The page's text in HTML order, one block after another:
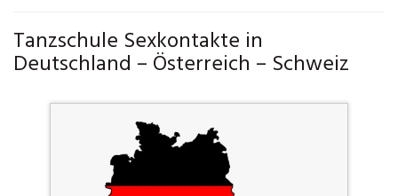
Tanzschule Sexkontakte in
Deutschland – Österreich – Schweiz